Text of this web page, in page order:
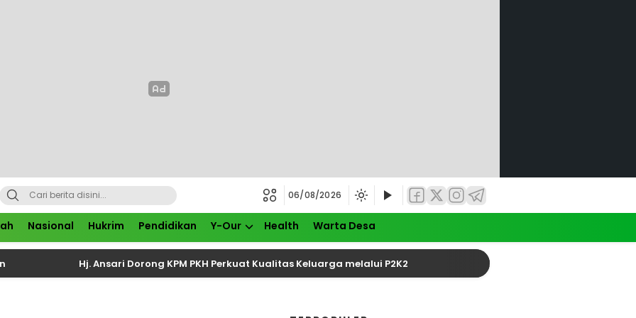
06/08/2026
Nasional Hukrim Pendidikan Y-Our Health Warta Desa
Hj. Ansari Dorong KPM PKH Perkuat Kualitas Keluarga melalui P2K2 Satu Tewas dalam Kecelakaan yang